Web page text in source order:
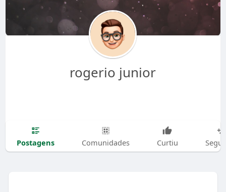
rogerio junior
Postagens Comunidades Curtiu